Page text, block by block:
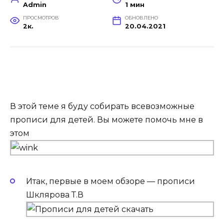
Admin 1 мин
ПРОСМОТРОВ
2к.
ОБНОВЛЕНО
20.04.2021
В этой теме я буду собирать всевозможные
прописи для детей. Вы можете помочь мне в
этом
Итак, первые в моем обзоре — прописи
Шклярова Т.В